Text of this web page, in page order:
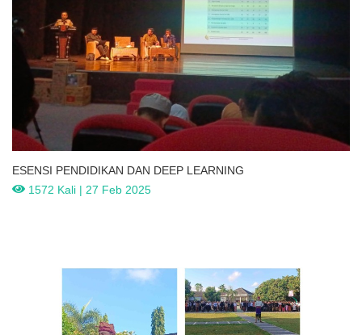
ESENSI PENDIDIKAN DAN DEEP LEARNING
1572 Kali | 27 Feb 2025